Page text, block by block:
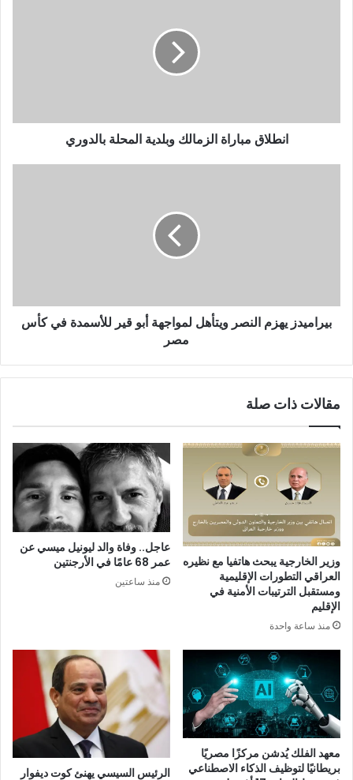
انطلاق مباراة الزمالك وبلدية المحلة بالدوري
بيراميدز يهزم النصر ويتأهل لمواجهة أبو قير للأسمدة في كأس
مصر
مقالات ذات صلة
وزير الخارجية يبحث هاتفيا مع نظيره
العراقي التطورات الإقليمية
ومستقبل الترتيبات الأمنية في
الإقليم
منذ ساعة واحدة
عاجل.. وفاة والد ليونيل ميسي عن
عمر 68 عامًا في الأرجنتين
منذ ساعتين
معهد الفلك يُدشن مركزًا مصريًا
بريطانيًا لتوظيف الذكاء الاصطناعي
الرئيس السيسي يهنئ كوت ديفوار